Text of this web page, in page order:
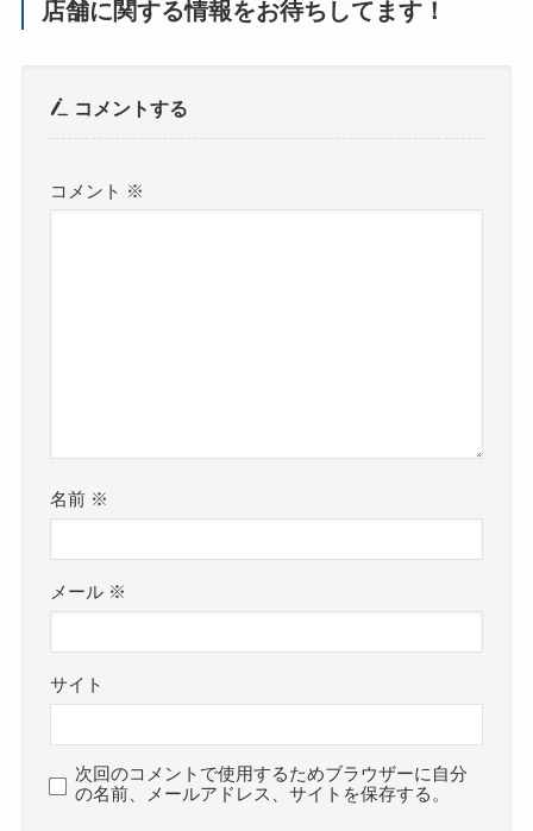
店舗に関する情報をお待ちしてます！
コメントする
コメント ※
名前 ※
メール ※
サイト
次回のコメントで使用するためブラウザーに自分
の名前、メールアドレス、サイトを保存する。